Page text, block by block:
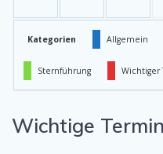
Kategorien Allgemein
Sternführung Wichtiger
Wichtige